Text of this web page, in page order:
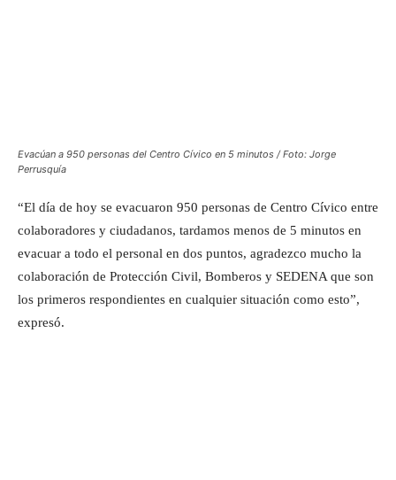
Evacúan a 950 personas del Centro Cívico en 5 minutos / Foto: Jorge
Perrusquía
“El día de hoy se evacuaron 950 personas de Centro Cívico entre
colaboradores y ciudadanos, tardamos menos de 5 minutos en
evacuar a todo el personal en dos puntos, agradezco mucho la
colaboración de Protección Civil, Bomberos y SEDENA que son
los primeros respondientes en cualquier situación como esto”,
expresó.